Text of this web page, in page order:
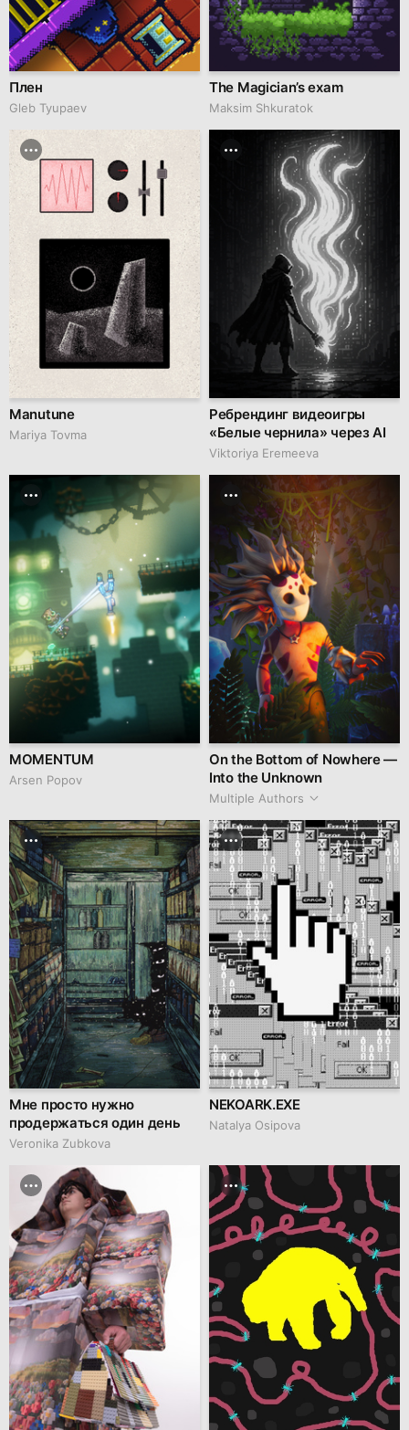
Плен
Gleb Tyupaev
The Magician’s exam
Maksim Shkuratok
Manutune
Mariya Tovma
Ребрендинг видеоигры
«Белые чернила» через AI
Viktoriya Eremeeva
MOMENTUM
Arsen Popov
On the Bottom of Nowhere —
Into the Unknown
Multiple Authors
Мне просто нужно
продержаться один день
Veronika Zubkova
NEKOARK.EXE
Natalya Osipova